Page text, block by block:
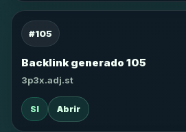
#105
Backlink generado 105
3p3x.adj.st
SI Abrir